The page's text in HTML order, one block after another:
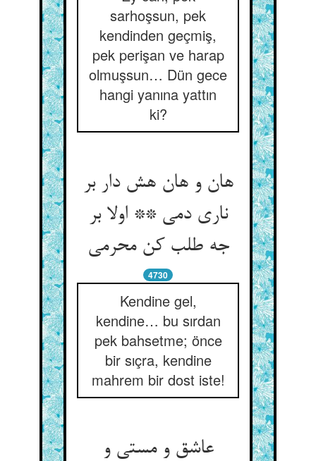
sarhoşsun, pek
kendinden geçmiş,
pek perişan ve harap
olmuşsun… Dün gece
hangi yanına yattın
ki?
هان و هان هش دار بر
ناری دمی ** اولا بر
جه طلب کن محرمی
4730
Kendine gel,
kendine… bu sırdan
pek bahsetme; önce
bir sıçra, kendine
mahrem bir dost iste!
عاشق و مستی و